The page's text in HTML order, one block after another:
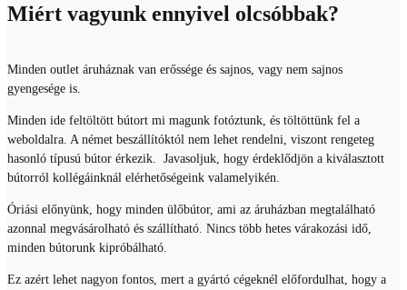
Miért vagyunk ennyivel olcsóbbak?
Minden outlet áruháznak van erőssége és sajnos, vagy nem sajnos
gyengesége is.
Minden ide feltöltött bútort mi magunk fotóztunk, és töltöttünk fel a
weboldalra. A német beszállítóktól nem lehet rendelni, viszont rengeteg
hasonló típusú bútor érkezik. Javasoljuk, hogy érdeklődjön a kiválasztott
bútorról kollégáinknál elérhetőségeink valamelyikén.
Óriási előnyünk, hogy minden ülőbútor, ami az áruházban megtalálható
azonnal megvásárolható és szállítható. Nincs több hetes várakozási idő,
minden bútorunk kipróbálható.
Ez azért lehet nagyon fontos, mert a gyártó cégeknél előfordulhat, hogy a